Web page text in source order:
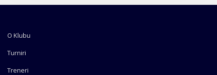
O Klubu
Turniri
Treneri